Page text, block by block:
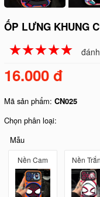
ỐP LƯNG KHUNG
☆☆☆☆☆
★★★★★
16.000 đ
Mã sản phẩm:CN025
Chọn phân loại:
Mẫu
Nền Cam Nền